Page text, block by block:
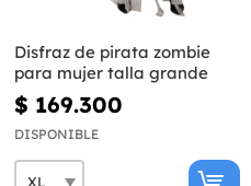
Disfraz de pirata zombie
para mujer talla grande
$ 169.300
DISPONIBLE